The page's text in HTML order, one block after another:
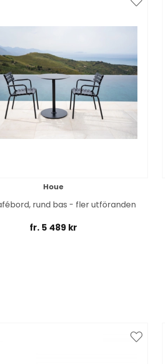
Houe
rund bas - fler utföranden
fr. 5 489 kr